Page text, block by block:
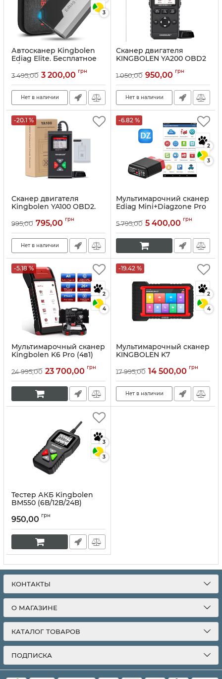
3
Автосканер Kingbolen
Ediag Elite. Бесплатное
обновление, тест
механизмов и 15 спец
Артикул:10286
3 495,00 3 200,00 грн
Нет в наличии
Сканер двигателя
KINGBOLEN YA200 OBD2
1 050,00 950,00 грн
Нет в наличии
-20.1 %
Сканер двигателя
Kingbolen YA100 OBD2.
995,00 795,00 грн
Нет в наличии
-6.82 %
2
3
Мультимарочний сканер
Ediag Mini+Diagzone Pro
5 795,00 5 400,00 грн
-5.18 %
2
4
Мультимарочный сканер
Kingbolen K6 Pro (4в1)
24 995,00 23 700,00 грн
-19.42 %
2
4
Мультимарочный сканер
KINGBOLEN K7
17 995,00 14 500,00 грн
Нет в наличии
3
3
Тестер АКБ Kingbolen
BM550 (6В/12В/24В)
950,00 грн
КОНТАКТЫ
О МАГАЗИНЕ
КАТАЛОГ ТОВАРОВ
ПОДПИСКА